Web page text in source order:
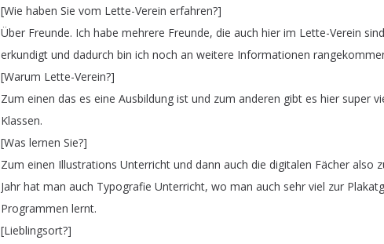
[Wie haben Sie vom Lette-Verein erfahren?]
Über Freunde. Ich habe mehrere Freunde, die auch hier im Lette-Verein sind
erkundigt und dadurch bin ich noch an weitere Informationen
[Warum Lette-Verein?]
Zum einen das es eine Ausbildung ist und zum anderen gibt es hier super
Klassen.
[Was lernen Sie?]
Zum einen Illustrations Unterricht und dann auch die digitalen Fächer also
Jahr hat man auch Typografie Unterricht, wo man auch sehr viel zur
Programmen lernt.
[Lieblingsort?]